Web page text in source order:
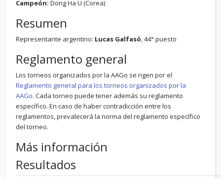
Campeón: Dong Ha U (Corea)
Resumen
Representante argentino: Lucas Galfasó, 44° puesto
Reglamento general
Los torneos organizados por la AAGo se rigen por el
Reglamento general para los torneos organizados por la
AAGo. Cada torneo puede tener además su reglamento
específico. En caso de haber contradicción entre los
reglamentos, prevalecerá la norma del reglamento específico
del torneo.
Más información
Resultados